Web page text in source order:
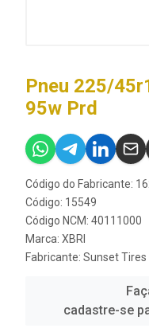
Pneu 225/
95w Prd
Código do Fabricante:
Código: 15549
Código NCM: 40111000
Marca: XBRI
Fabricante: Sunset Tires
cadastre-se